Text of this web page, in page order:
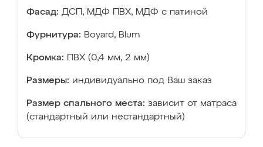
Фасад: ДСП, МДФ ПВХ, МДФ с патиной
Фурнитура: Boyard, Blum
Кромка: ПВХ (0,4 мм, 2 мм)
Размеры: индивидуально под Ваш заказ
Размер спального места: зависит от матраса
(стандартный или нестандартный)